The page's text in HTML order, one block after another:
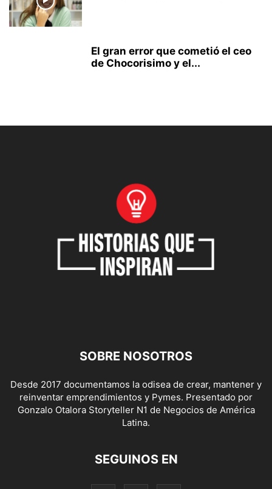
El gran error que cometió el ceo
de Chocorisimo y el...
SOBRE NOSOTROS
Desde 2017 documentamos la odisea de crear, mantener y
reinventar emprendimientos y Pymes. Presentado por
Gonzalo Otalora Storyteller N1 de Negocios de América
Latina.
SEGUINOS EN